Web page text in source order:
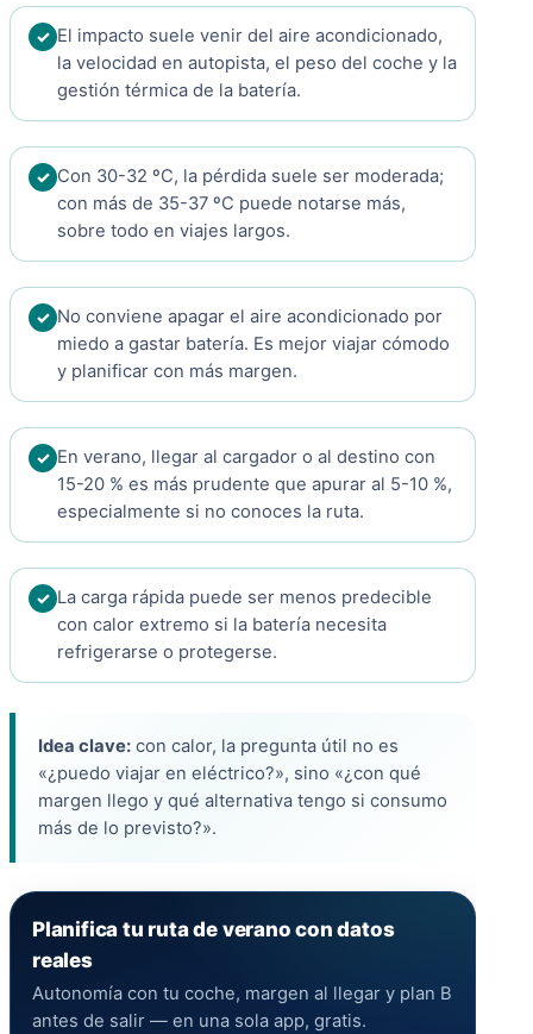
El impacto suele venir del aire acondicionado,
la velocidad en autopista, el peso del coche y la
gestión térmica de la batería.
Con 30-32 ºC, la pérdida suele ser moderada;
con más de 35-37 ºC puede notarse más,
sobre todo en viajes largos.
No conviene apagar el aire acondicionado por
miedo a gastar batería. Es mejor viajar cómodo
y planificar con más margen.
En verano, llegar al cargador o al destino con
15-20 % es más prudente que apurar al 5-10 %,
especialmente si no conoces la ruta.
La carga rápida puede ser menos predecible
con calor extremo si la batería necesita
refrigerarse o protegerse.
Idea clave: con calor, la pregunta útil no es
«¿puedo viajar en eléctrico?», sino «¿con qué
margen llego y qué alternativa tengo si consumo
más de lo previsto?».
Planifica tu ruta de verano con datos
reales
Autonomía con tu coche, margen al llegar y plan B
antes de salir — en una sola app, gratis.